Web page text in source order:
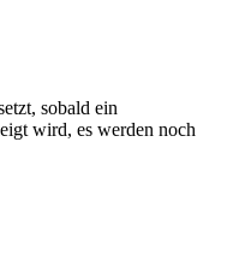
sobald ein
wird, es werden noch